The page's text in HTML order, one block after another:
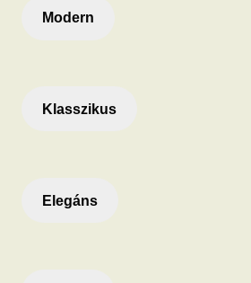
Modern
Klasszikus
Elegáns